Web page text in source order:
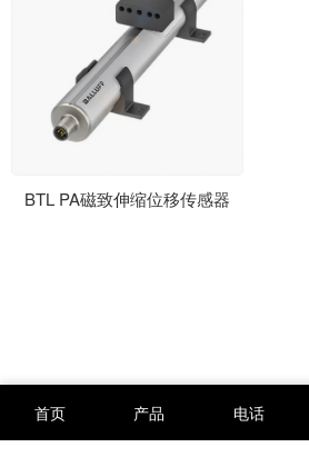
BTL PA磁致伸缩位移传感器
首页 产品 电话